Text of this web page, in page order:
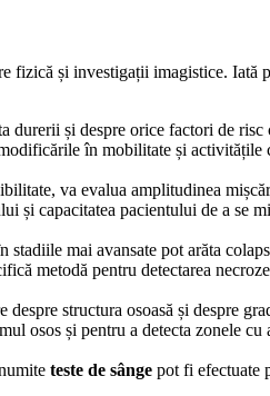
fizică și investigații imagistice. Iată
durerii și despre orice factori de
în mobilitate și activitățile
va evalua amplitudinea
și capacitatea pacientului de a se
mai avansate pot arăta
metodă pentru detectarea
structura osoasă și despre
osos și pentru a detecta zonele cu
teste de sânge pot fi efectuate